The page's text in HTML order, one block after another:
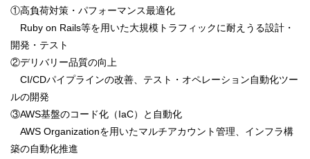
①高負荷対策・パフォーマンス最適化
Ruby on Rails等を用いた大規模トラフィックに耐えうる設計・
開発・テスト
②デリバリー品質の向上
CI/CDパイプラインの改善、テスト・オペレーション自動化ツー
ルの開発
③AWS基盤のコード化（IaC）と自動化
AWS Organizationを用いたマルチアカウント管理、インフラ構
築の自動化推進